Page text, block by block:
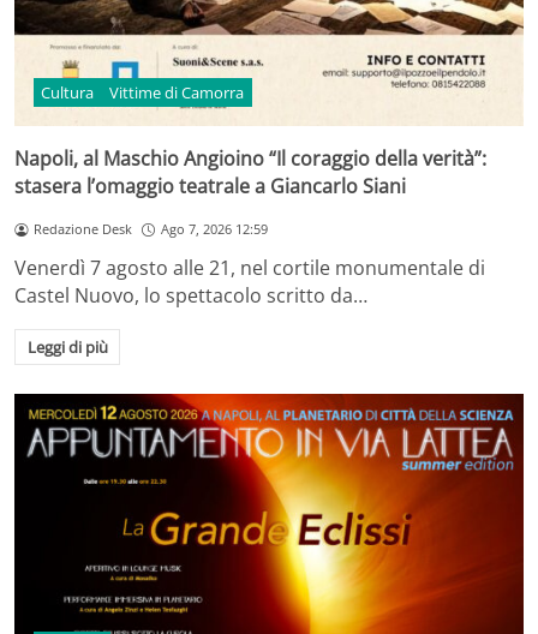
Cultura Vittime di Camorra
Napoli, al Maschio Angioino “Il coraggio della verità”:
stasera l’omaggio teatrale a Giancarlo Siani
Redazione Desk Ago 7, 2026 12:59
Venerdì 7 agosto alle 21, nel cortile monumentale di
Castel Nuovo, lo spettacolo scritto da…
Leggi di più